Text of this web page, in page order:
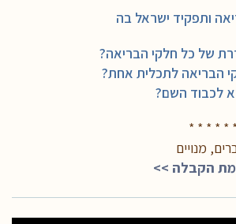
של כל חלקי הבריאה?
הבריאה לתכלית אחת?
לכבוד השם?
* * * * *
מנויים
הקבלה >>